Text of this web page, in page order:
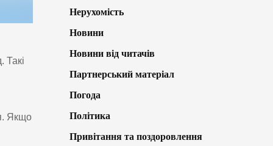
Такі
Якщо
Нерухомість
Новини
Новини від читачів
Партнерський матеріал
Погода
Політика
Привітання та поздоровлення